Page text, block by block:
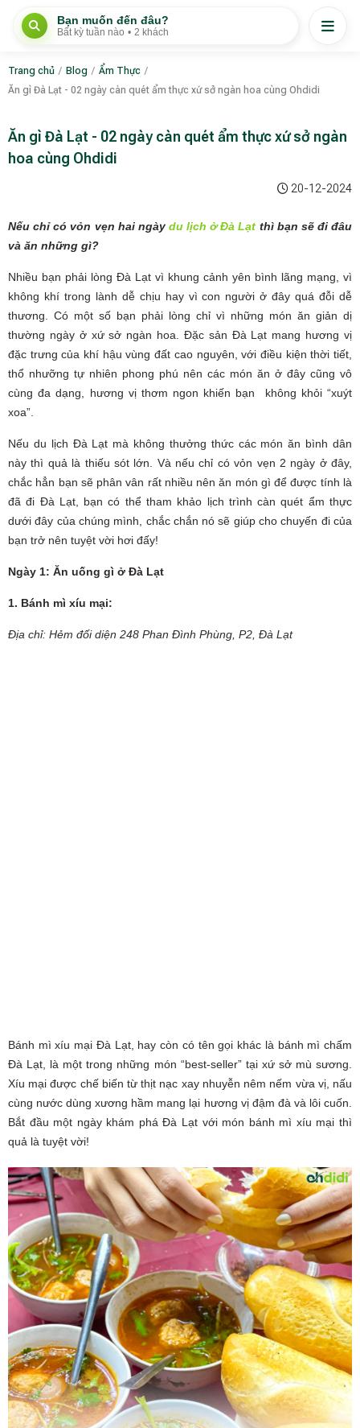
Bạn muốn đến đâu?
Bất kỳ tuần nào • 2 khách
Trang chủ / Blog / Ẩm Thực /
Ăn gì Đà Lạt - 02 ngày càn quét ẩm thực xứ sở ngàn hoa cùng Ohdidi
Ăn gì Đà Lạt - 02 ngày càn quét ẩm thực xứ sở ngàn
hoa cùng Ohdidi
20-12-2024
Nếu chỉ có vỏn vẹn hai ngày du lịch ở Đà Lạt thì bạn sẽ đi đâu
và ăn những gì?
Nhiều bạn phải lòng Đà Lạt vì khung cảnh yên bình lãng mạng, vì
không khí trong lành dễ chịu hay vì con người ở đây quá đỗi dễ
thương. Có một số bạn phải lòng chỉ vì những món ăn giản dị
thường ngày ở xứ sở ngàn hoa. Đặc sản Đà Lạt mang hương vị
đặc trưng của khí hậu vùng đất cao nguyên, với điều kiện thời tiết,
thổ nhưỡng tự nhiên phong phú nên các món ăn ở đây cũng vô
cùng đa dạng, hương vị thơm ngon khiến bạn không khỏi “xuýt
xoa”.
Nếu du lịch Đà Lạt mà không thưởng thức các món ăn bình dân
này thì quả là thiếu sót lớn. Và nếu chỉ có vỏn vẹn 2 ngày ở đây,
chắc hẳn bạn sẽ phân vân rất nhiều nên ăn món gì để được tính là
đã đi Đà Lạt, bạn có thể tham khảo lịch trình càn quét ẩm thực
dưới đây của chúng mình, chắc chắn nó sẽ giúp cho chuyến đi của
bạn trở nên tuyệt vời hơi đấy!
Ngày 1: Ăn uống gì ở Đà Lạt
1. Bánh mì xíu mại:
Địa chỉ: Hẻm đối diện 248 Phan Đình Phùng, P2, Đà Lạt
Bánh mì xíu mại Đà Lạt, hay còn có tên gọi khác là bánh mì chấm
Đà Lạt, là một trong những món “best-seller” tại xứ sở mù sương.
Xíu mại được chế biến từ thịt nạc xay nhuyễn nêm nếm vừa vị, nấu
cùng nước dùng xương hầm mang lại hương vị đậm đà và lôi cuốn.
Bắt đầu một ngày khám phá Đà Lạt với món bánh mì xíu mại thì
quả là tuyệt vời!